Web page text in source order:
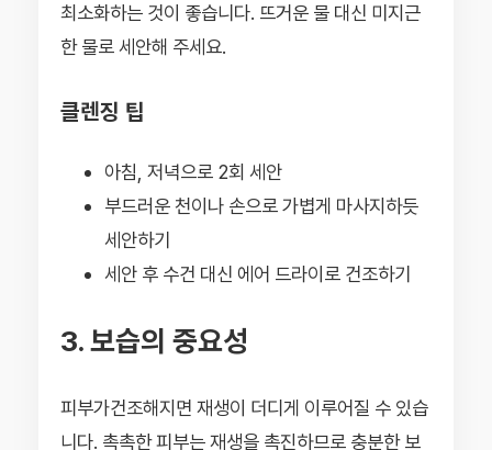
최소화하는 것이 좋습니다. 뜨거운 물 대신 미지근
한 물로 세안해 주세요.
클렌징 팁
아침, 저녁으로 2회 세안
부드러운 천이나 손으로 가볍게 마사지하듯
세안하기
세안 후 수건 대신 에어 드라이로 건조하기
3. 보습의 중요성
피부가건조해지면 재생이 더디게 이루어질 수 있습
니다. 촉촉한 피부는 재생을 촉진하므로 충분한 보